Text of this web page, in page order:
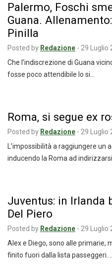
Palermo, Foschi
Guana.
Pinilla
Posted by Redazione - 29 Luglio
Che l’indiscrezione di Guana
fosse poco attendibile lo si…
Roma, si segue ex
Posted by Redazione - 29 Luglio
L’impossibilità a raggiungere un
inducendo la Roma ad indirizzarsi
Juventus: in Irlanda
Del Piero
Posted by Redazione - 29 Luglio
Alex e Diego, sono alle primarie,
finito fuori dalla lista passeggeri.…